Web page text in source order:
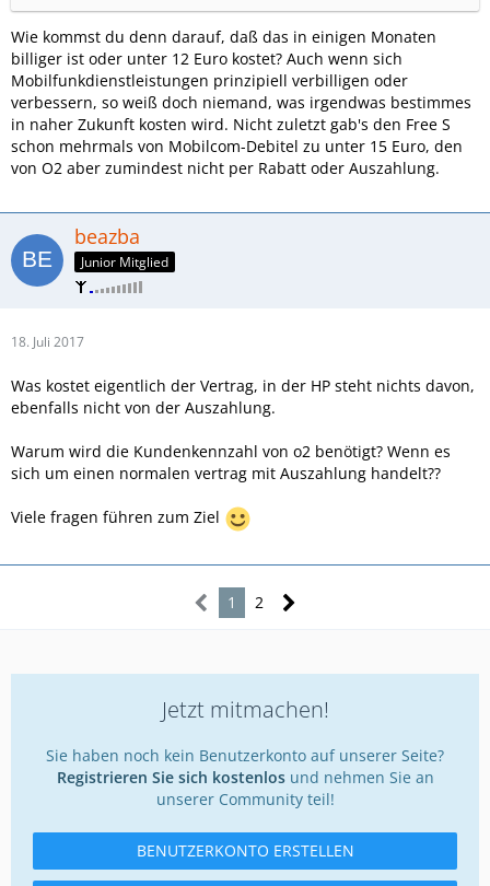
Wie kommst du denn darauf, daß das in einigen Monaten
billiger ist oder unter 12 Euro kostet? Auch wenn sich
Mobilfunkdienstleistungen prinzipiell verbilligen oder
verbessern, so weiß doch niemand, was irgendwas bestimmes
in naher Zukunft kosten wird. Nicht zuletzt gab's den Free S
schon mehrmals von Mobilcom-Debitel zu unter 15 Euro, den
von O2 aber zumindest nicht per Rabatt oder Auszahlung.
beazba
Junior Mitglied
18. Juli 2017
Was kostet eigentlich der Vertrag, in der HP steht nichts davon,
ebenfalls nicht von der Auszahlung.
Warum wird die Kundenkennzahl von o2 benötigt? Wenn es
sich um einen normalen vertrag mit Auszahlung handelt??
Viele fragen führen zum Ziel
1 2
Jetzt mitmachen!
Sie haben noch kein Benutzerkonto auf unserer Seite?
Registrieren Sie sich kostenlosund nehmen Sie an
unserer Community teil!
BENUTZERKONTO ERSTELLEN